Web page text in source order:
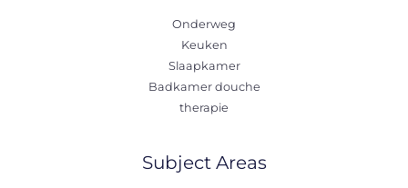
Onderweg
Keuken
Slaapkamer
Badkamer douche
therapie
Subject Areas